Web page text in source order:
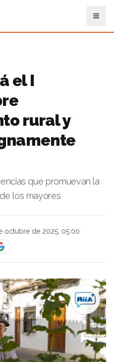
el I
rural y
que promuevan la
los mayores
octubre de 2025, 05:00